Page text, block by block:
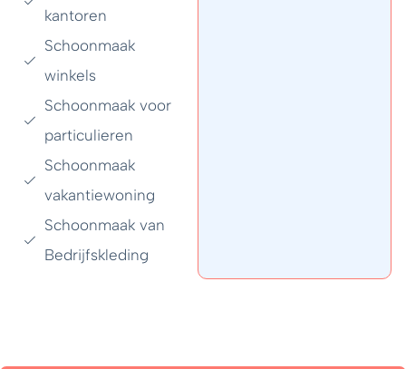
kantoren
Schoonmaak
winkels
Schoonmaak voor
particulieren
Schoonmaak
vakantiewoning
Schoonmaak van
Bedrijfskleding